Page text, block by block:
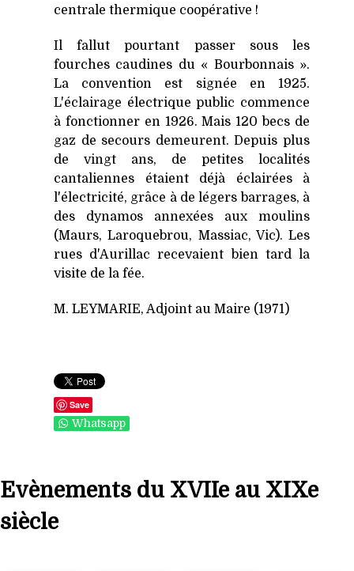
centrale thermique coopérative !
Il fallut pourtant passer sous les
fourches caudines du « Bourbonnais ».
La convention est signée en 1925.
L'éclairage électrique public commence
à fonctionner en 1926. Mais 120 becs de
gaz de secours demeurent. Depuis plus
de vingt ans, de petites localités
cantaliennes étaient déjà éclairées à
l'électricité, grâce à de légers barrages, à
des dynamos annexées aux moulins
(Maurs, Laroquebrou, Massiac, Vic). Les
rues d'Aurillac recevaient bien tard la
visite de la fée.
M. LEYMARIE, Adjoint au Maire (1971)
Save
Whatsapp
Evènements du XVIIe au XIXe
siècle